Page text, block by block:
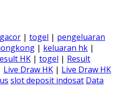
| togel | pengeluaran
| keluaran hk |
HK | togel | Result
Live Draw HK | Live Draw HK
slot deposit indosat Data